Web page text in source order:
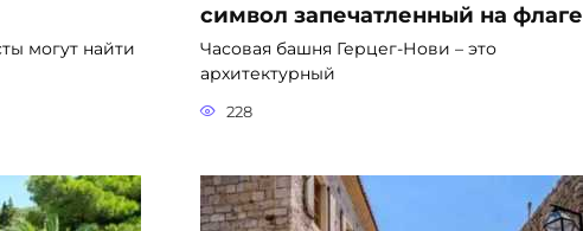
могут найти
символ запечатленный на флаге
Часовая башня Герцег-Нови – это
архитектурный
228